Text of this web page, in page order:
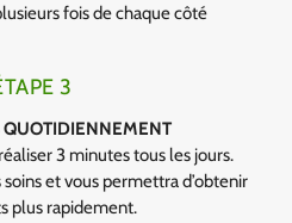
fois de chaque côté
3
3 minutes tous les jours.
et vous permettra d’obtenir
plus rapidement.